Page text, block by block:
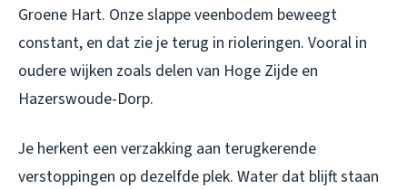
Groene Hart. Onze slappe veenbodem beweegt
constant, en dat zie je terug in rioleringen. Vooral in
oudere wijken zoals delen van Hoge Zijde en
Hazerswoude-Dorp.
Je herkent een verzakking aan terugkerende
verstoppingen op dezelfde plek. Water dat blijft staan